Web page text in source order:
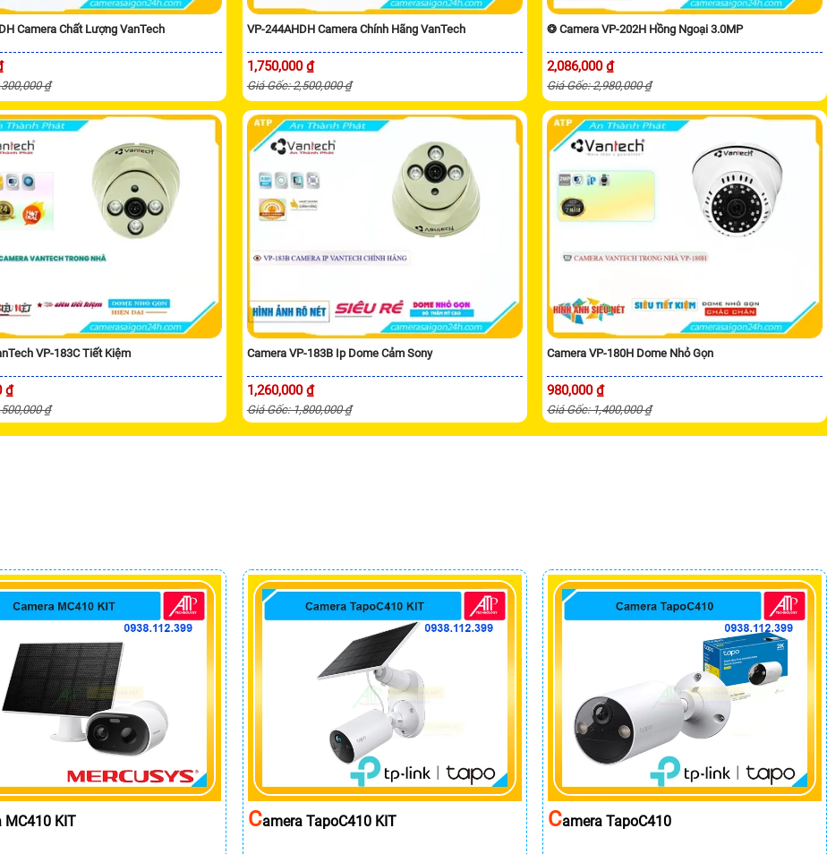
Camera Chất Lượng VanTech
₫
VP-244AHDH Camera Chính Hãng VanTech
1,750,000 ₫
Giá Gốc: 2,500,000 ₫
❂ Camera VP-202H Hồng Ngoại 3.0MP
2,086,000 ₫
Giá Gốc: 2,980,000 ₫
VP-183C Tiết Kiệm
₫
₫
Camera VP-183B Ip Dome Cảm Sony
1,260,000 ₫
Giá Gốc: 1,800,000 ₫
Camera VP-180H Dome Nhỏ Gọn
980,000 ₫
Giá Gốc: 1,400,000 ₫
MC410 KIT CAmera TapoC410 KIT CAmera TapoC410